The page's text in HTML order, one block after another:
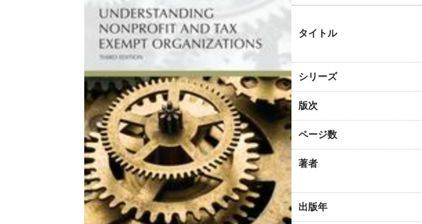
タイトル
シリーズ
版次
ページ数
著者
出版年